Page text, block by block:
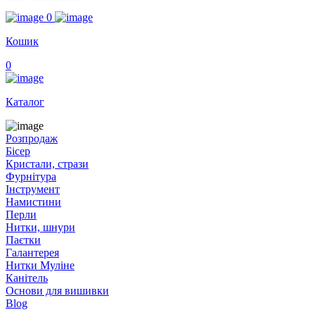
0
Кошик
0
Каталог
Розпродаж
Бісер
Кристали, стрази
Фурнітура
Інструмент
Намистини
Перли
Нитки, шнури
Паєтки
Галантерея
Нитки Муліне
Канітель
Основи для вишивки
Blog